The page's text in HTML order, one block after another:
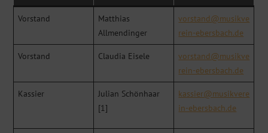
Vorstand
Matthias
Allmendinger
vorstand@musikve
rein-ebersbach.de
Vorstand Claudia Eisele
vorstand@musikve
rein-ebersbach.de
Kassier
Julian Schönhaar
[1]
kassier@musikvere
in-ebersbach.de